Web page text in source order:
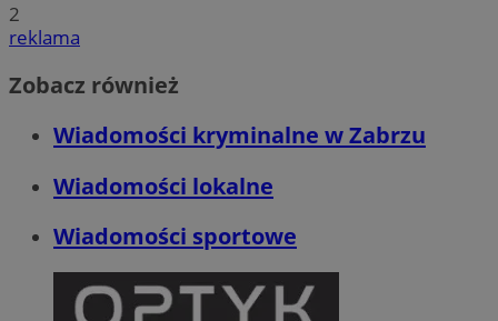
2
reklama
Zobacz również
Wiadomości kryminalne w Zabrzu
Wiadomości lokalne
Wiadomości sportowe